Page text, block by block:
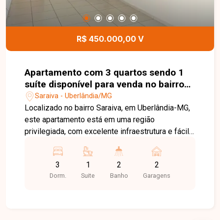
agende sua visita!
R$ 450.000,00 V
Apartamento com 3 quartos sendo 1
suíte disponível para venda no bairro
Saraiva em Uberlândia-MG.
Saraiva - Uberlândia/MG
Localizado no bairro Saraiva, em Uberlândia-MG,
este apartamento está em uma região
privilegiada, com excelente infraestrutura e fácil
supermercados, escolas, universidades,
farmácias, restaurantes e diversos comércios e
serviços, o bairro oferece praticidade, conforto e
3
Dorm.
1
Suite
2
Banho
2
Garagens